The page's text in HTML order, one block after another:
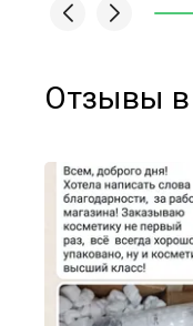
Отзывы в